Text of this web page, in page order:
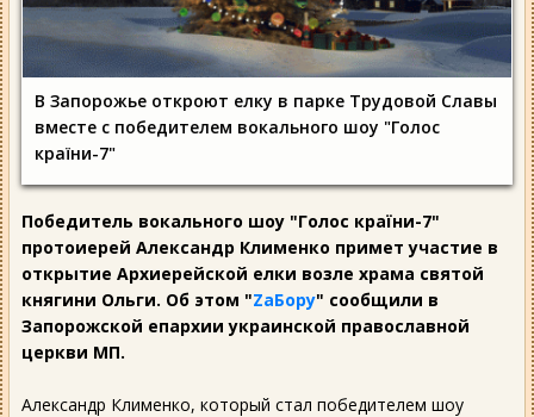
В Запорожье откроют елку в парке Трудовой Славы
вместе с победителем вокального шоу "Голос
країни-7"
Победитель вокального шоу "Голос країни-7"
протоиерей Александр Клименко примет участие в
открытие Архиерейской елки возле храма святой
княгини Ольги. Об этом "ZаБору" сообщили в
Запорожской епархии украинской православной
церкви МП.
Александр Клименко, который стал победителем шоу